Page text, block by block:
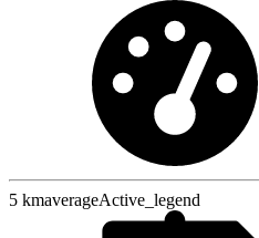
5 kmaverageActive_legend